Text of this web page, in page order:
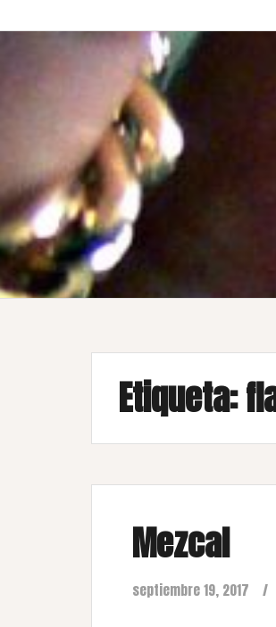
Etiqueta:
Mezcal
septiembre 19, 2017